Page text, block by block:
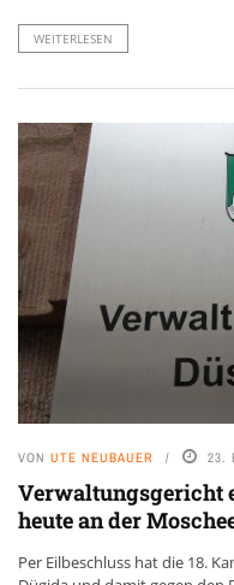
WEITERLESEN
VON UTE NEUBAUER 23.
Verwaltungsgericht
heute an der
Per Eilbeschluss hat die 18.